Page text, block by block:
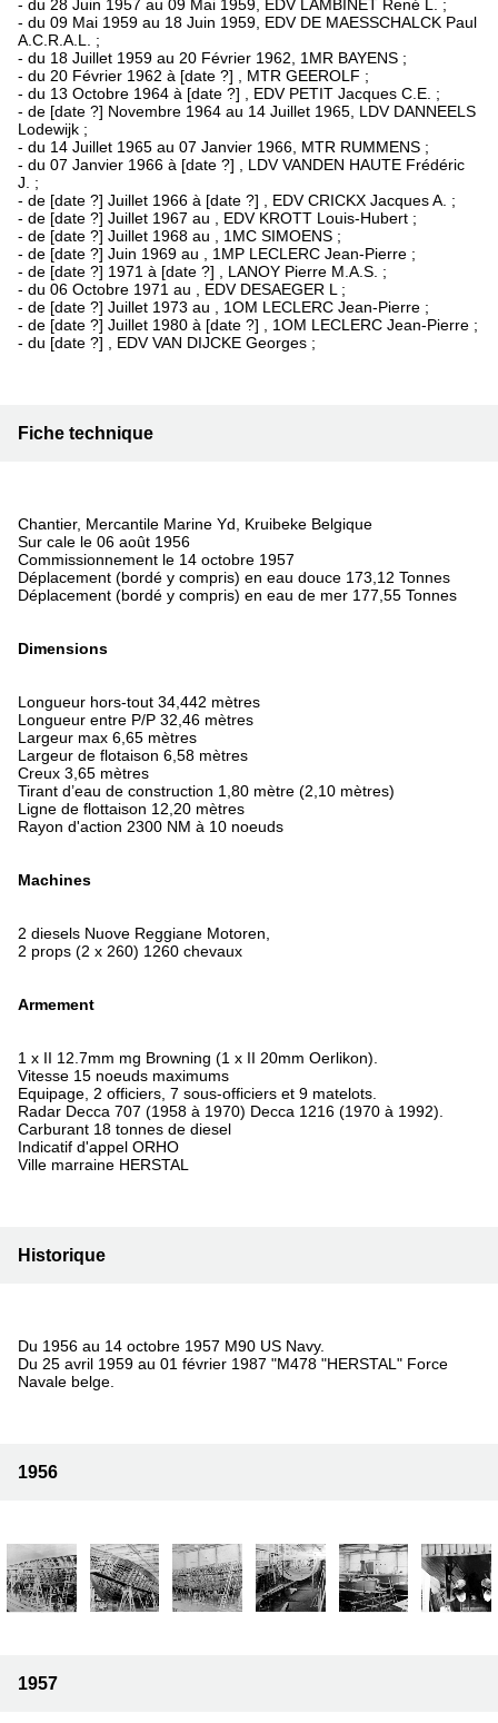
- du 28 Juin 1957 au 09 Mai 1959, EDV LAMBINET René L. ;
- du 09 Mai 1959 au 18 Juin 1959, EDV DE MAESSCHALCK Paul
A.C.R.A.L. ;
- du 18 Juillet 1959 au 20 Février 1962, 1MR BAYENS ;
- du 20 Février 1962 à [date ?] , MTR GEEROLF ;
- du 13 Octobre 1964 à [date ?] , EDV PETIT Jacques C.E. ;
- de [date ?] Novembre 1964 au 14 Juillet 1965, LDV DANNEELS
Lodewijk ;
- du 14 Juillet 1965 au 07 Janvier 1966, MTR RUMMENS ;
- du 07 Janvier 1966 à [date ?] , LDV VANDEN HAUTE Frédéric
J. ;
- de [date ?] Juillet 1966 à [date ?] , EDV CRICKX Jacques A. ;
- de [date ?] Juillet 1967 au , EDV KROTT Louis-Hubert ;
- de [date ?] Juillet 1968 au , 1MC SIMOENS ;
- de [date ?] Juin 1969 au , 1MP LECLERC Jean-Pierre ;
- de [date ?] 1971 à [date ?] , LANOY Pierre M.A.S. ;
- du 06 Octobre 1971 au , EDV DESAEGER L ;
- de [date ?] Juillet 1973 au , 1OM LECLERC Jean-Pierre ;
- de [date ?] Juillet 1980 à [date ?] , 1OM LECLERC Jean-Pierre ;
- du [date ?] , EDV VAN DIJCKE Georges ;
Fiche technique
Chantier, Mercantile Marine Yd, Kruibeke Belgique
Sur cale le 06 août 1956
Commissionnement le 14 octobre 1957
Déplacement (bordé y compris) en eau douce 173,12 Tonnes
Déplacement (bordé y compris) en eau de mer 177,55 Tonnes
Dimensions
Longueur hors-tout 34,442 mètres
Longueur entre P/P 32,46 mètres
Largeur max 6,65 mètres
Largeur de flotaison 6,58 mètres
Creux 3,65 mètres
Tirant d’eau de construction 1,80 mètre (2,10 mètres)
Ligne de flottaison 12,20 mètres
Rayon d'action 2300 NM à 10 noeuds
Machines
2 diesels Nuove Reggiane Motoren,
2 props (2 x 260) 1260 chevaux
Armement
1 x II 12.7mm mg Browning (1 x II 20mm Oerlikon).
Vitesse 15 noeuds maximums
Equipage, 2 officiers, 7 sous-officiers et 9 matelots.
Radar Decca 707 (1958 à 1970) Decca 1216 (1970 à 1992).
Carburant 18 tonnes de diesel
Indicatif d'appel ORHO
Ville marraine HERSTAL
Historique
Du 1956 au 14 octobre 1957 M90 US Navy.
Du 25 avril 1959 au 01 février 1987 "M478 "HERSTAL" Force
Navale belge.
1956
1957